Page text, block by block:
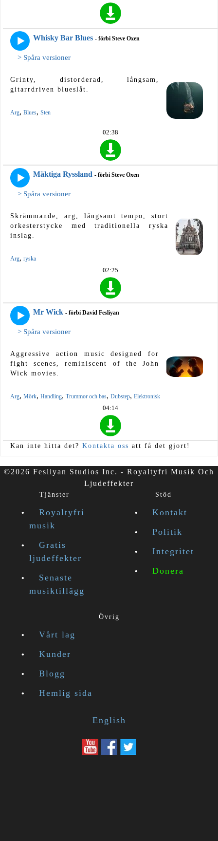
Whisky Bar Blues - förbi Steve Oxen
> Spåra versioner
Grinty, distorderad, långsam,
gitarrdriven blueslåt.
Arg, Blues, Sten
02:38
Mäktiga Ryssland - förbi Steve Oxen
> Spåra versioner
Skrämmande, arg, långsamt tempo, stort
orkesterstycke med traditionella ryska
inslag.
Arg, ryska
02:25
Mr Wick - förbi David Fesliyan
> Spåra versioner
Aggressive action music designed for
fight scenes, reminiscent of the John
Wick movies.
Arg, Mörk, Handling, Trummor och bas, Dubstep, Elektronisk
04:14
Kan inte hitta det? Kontakta oss att få det gjort!
©2026 Fesliyan Studios Inc. - Royaltyfri Musik Och
Ljudeffekter
Tjänster
Royaltyfri
musik
Gratis
ljudeffekter
Senaste
musiktillägg
Stöd
Kontakt
Politik
Integritet
Donera
Övrig
Vårt lag
Kunder
Blogg
Hemlig sida
English